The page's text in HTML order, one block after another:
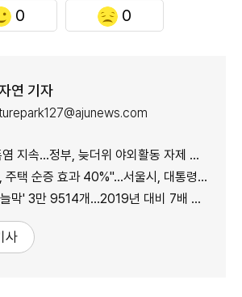
0 0
연 기자
지속...정부, 늦더위 야외활동 자제 당부
증 효과 40%"...서울시, 대통령실에 정비사업 '백서' 전달
막' 3만 9514개…2019년 대비 7배 증가
사